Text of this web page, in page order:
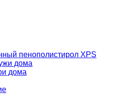
пенополистирол XPS
дома
дома